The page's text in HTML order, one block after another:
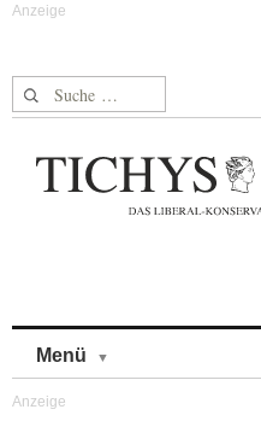
Suche nach:
Menü